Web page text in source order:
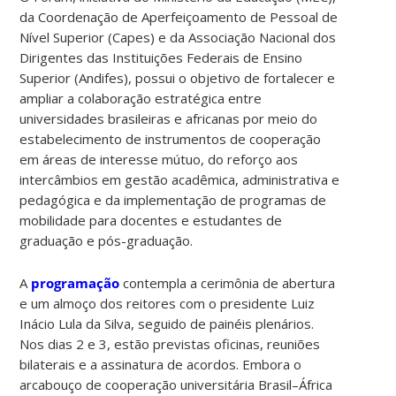
da Coordenação de Aperfeiçoamento de Pessoal de
Nível Superior (Capes) e da Associação Nacional dos
Dirigentes das Instituições Federais de Ensino
Superior (Andifes), possui o objetivo de fortalecer e
ampliar a colaboração estratégica entre
universidades brasileiras e africanas por meio do
estabelecimento de instrumentos de cooperação
em áreas de interesse mútuo, do reforço aos
intercâmbios em gestão acadêmica, administrativa e
pedagógica e da implementação de programas de
mobilidade para docentes e estudantes de
graduação e pós-graduação.
A programação contempla a cerimônia de abertura
e um almoço dos reitores com o presidente Luiz
Inácio Lula da Silva, seguido de painéis plenários.
Nos dias 2 e 3, estão previstas oficinas, reuniões
bilaterais e a assinatura de acordos. Embora o
arcabouço de cooperação universitária Brasil–África